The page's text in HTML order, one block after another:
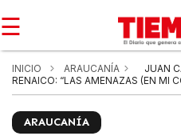
☰
INICIO ARAUCANÍA
JUAN
RENAICO: “LAS AMENAZAS (EN MI
ARAUCANÍA